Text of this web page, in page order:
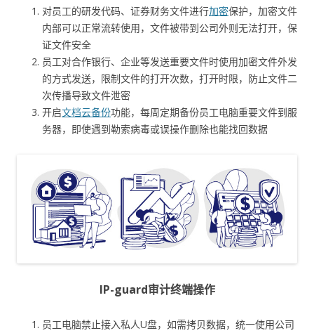
对员工的研发代码、证券财务文件进行加密保护，加密文件
内部可以正常流转使用，文件被带到公司外则无法打开，保
证文件安全
员工对合作银行、企业等发送重要文件时使用加密文件外发
的方式发送，限制文件的打开次数，打开时限，防止文件二
次传播导致文件泄密
开启文档云备份功能，每周定期备份员工电脑重要文件到服
务器，即使遇到勒索病毒或误操作删除也能找回数据
IP-guard审计终端操作
员工电脑禁止接入私人U盘，如需拷贝数据，统一使用公司